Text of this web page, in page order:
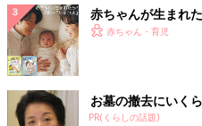
飲み会からは足が遠のき
――子どもが生まれてからのど
杉浦 妻とけんかになるのが嫌
た。子どもも増えて、夜に遊び
赤ちゃんが生まれ
赤ちゃん・育児
お墓の撤去にいく
PR(くらしの話題)